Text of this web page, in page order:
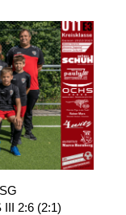
2:6 (2:1)